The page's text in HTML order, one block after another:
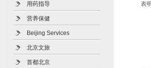
用药指导
营养保健
Beijing Services
北京文旅
首都北京
表